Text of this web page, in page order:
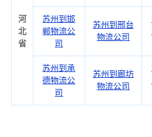
河
北
省
苏州到邯
郸物流公
司
苏州到邢台
物流公司
苏州到承
德物流公
司
苏州到廊坊
物流公司